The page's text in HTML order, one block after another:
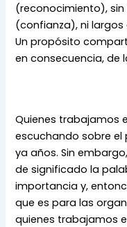
(reconocimiento),
(confianza), ni
Un propósito
en consecuencia, de
Quienes trabajamos
escuchando sobre
ya años. Sin
de significado la
importancia y,
que es para las
quienes trabajamos